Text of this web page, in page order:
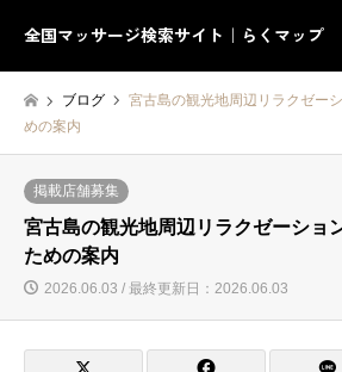
全国マッサージ検索サイト｜らくマップ
ブログ
宮古島の観光地周辺リラクゼー
めの案内
掲載店舗募集
宮古島の観光地周辺リラクゼーショ
ための案内
2026.06.03 / 最終更新日：2026.06.03